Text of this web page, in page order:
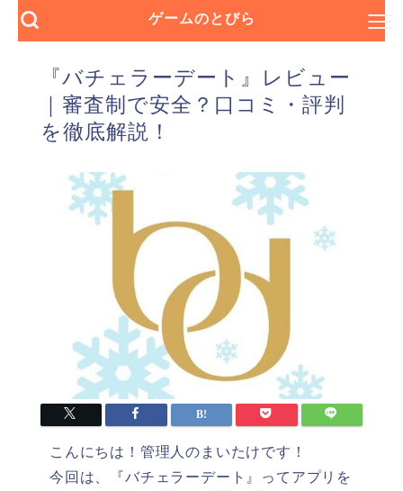
ゲームのとびら
『バチェラーデート』レビュー
｜審査制で安全？口コミ・評判
を徹底解説！
こんにちは！管理人のまいたけです！
今回は、『バチェラーデート』ってアプリを